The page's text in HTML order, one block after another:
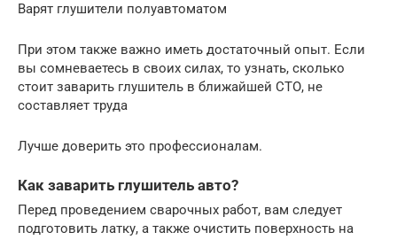
Варят глушители полуавтоматом
При этом также важно иметь достаточный опыт. Если
вы сомневаетесь в своих силах, то узнать, сколько
стоит заварить глушитель в ближайшей СТО, не
составляет труда
Лучше доверить это профессионалам.
Как заварить глушитель авто?
Перед проведением сварочных работ, вам следует
подготовить латку, а также очистить поверхность на